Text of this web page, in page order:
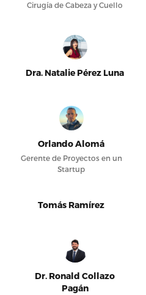
Cirugía de Cabeza y Cuello
Dra. Natalie Pérez Luna
Orlando Alomá
Gerente de Proyectos en un
Startup
Tomás Ramírez
Dr. Ronald Collazo
Pagán